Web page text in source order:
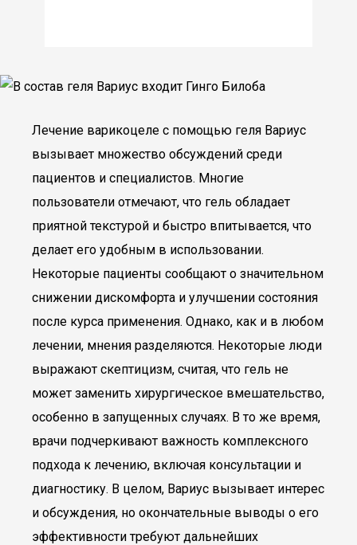
Лечение варикоцеле с помощью геля Вариус
вызывает множество обсуждений среди
пациентов и специалистов. Многие
пользователи отмечают, что гель обладает
приятной текстурой и быстро впитывается, что
делает его удобным в использовании.
Некоторые пациенты сообщают о значительном
снижении дискомфорта и улучшении состояния
после курса применения. Однако, как и в любом
лечении, мнения разделяются. Некоторые люди
выражают скептицизм, считая, что гель не
может заменить хирургическое вмешательство,
особенно в запущенных случаях. В то же время,
врачи подчеркивают важность комплексного
подхода к лечению, включая консультации и
диагностику. В целом, Вариус вызывает интерес
и обсуждения, но окончательные выводы о его
эффективности требуют дальнейших